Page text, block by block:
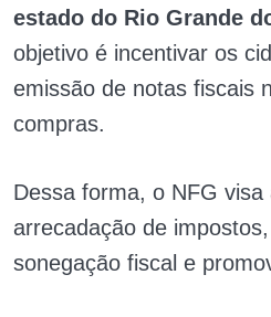
estado do Rio Grande
objetivo é incentivar os
emissão de notas fiscais
compras.
Dessa forma, o NFG visa
arrecadação de
sonegação fiscal e